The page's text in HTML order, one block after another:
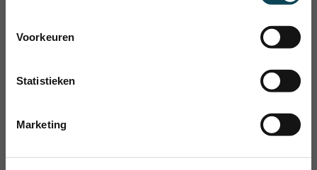
Voorkeuren
Statistieken
Marketing